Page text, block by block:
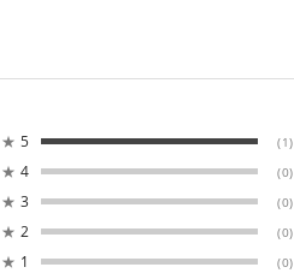
★ 5 (1)
★ 4 (0)
★ 3 (0)
★ 2 (0)
★ 1 (0)